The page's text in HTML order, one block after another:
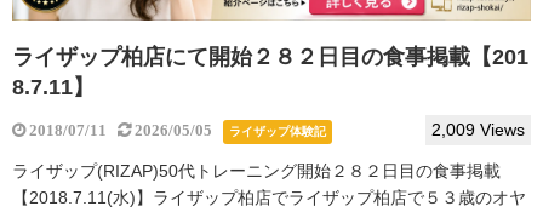
ライザップ柏店にて開始２８２日目の食事掲載【201
8.7.11】
2018/07/11 2026/05/05 ライザップ体験記 2,009 Views
ライザップ(RIZAP)50代トレーニング開始２８２日目の食事掲載
【2018.7.11(水)】ライザップ柏店でライザップ柏店で５３歳のオヤ